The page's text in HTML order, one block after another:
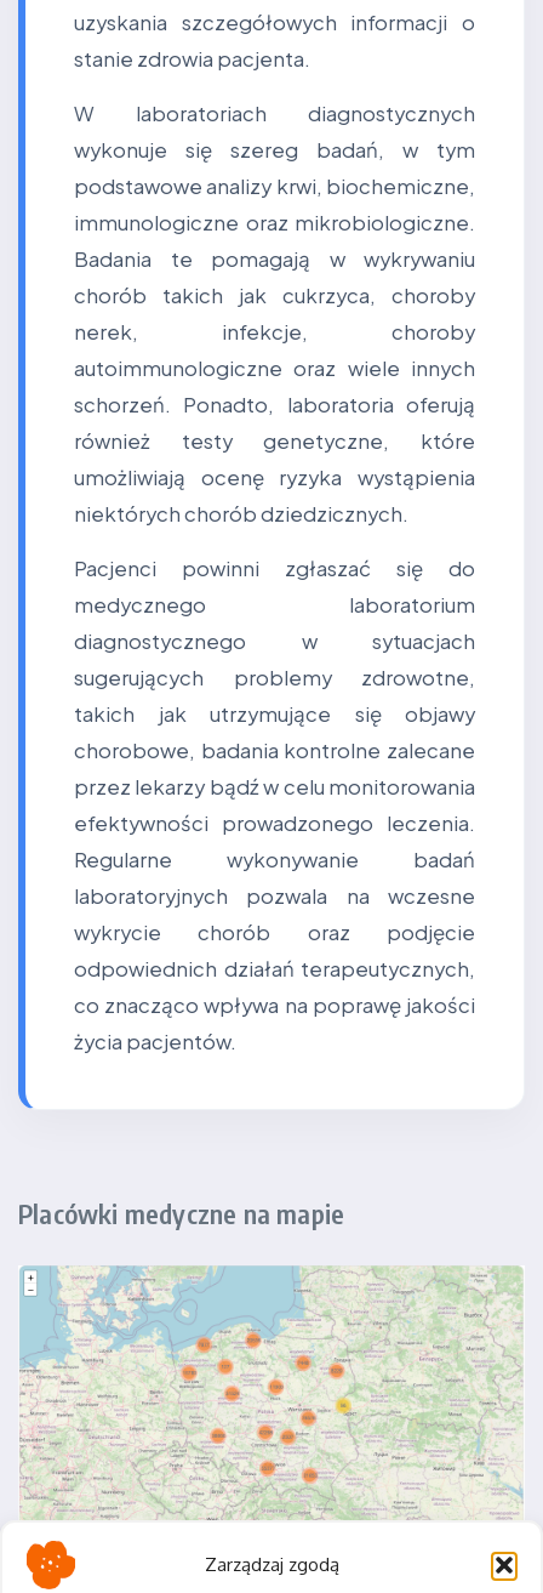
Zarządzaj zgodą
uzyskania szczegółowych informacji o
stanie zdrowia pacjenta.
W laboratoriach diagnostycznych
wykonuje się szereg badań, w tym
podstawowe analizy krwi, biochemiczne,
immunologiczne oraz mikrobiologiczne.
Badania te pomagają w wykrywaniu
chorób takich jak cukrzyca, choroby
nerek, infekcje, choroby
autoimmunologiczne oraz wiele innych
schorzeń. Ponadto, laboratoria oferują
również testy genetyczne, które
umożliwiają ocenę ryzyka wystąpienia
niektórych chorób dziedzicznych.
Pacjenci powinni zgłaszać się do
medycznego laboratorium
diagnostycznego w sytuacjach
sugerujących problemy zdrowotne,
takich jak utrzymujące się objawy
chorobowe, badania kontrolne zalecane
przez lekarzy bądź w celu monitorowania
efektywności prowadzonego leczenia.
Regularne wykonywanie badań
laboratoryjnych pozwala na wczesne
wykrycie chorób oraz podjęcie
odpowiednich działań terapeutycznych,
co znacząco wpływa na poprawę jakości
życia pacjentów.
Placówki medyczne na mapie